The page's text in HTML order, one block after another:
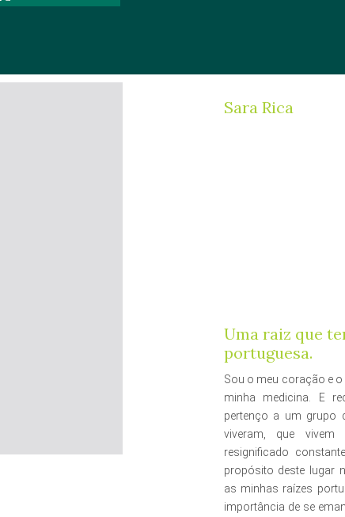
Sara Rica
Uma raiz que
portuguesa.
Sou o meu coração e
minha medicina. E
pertenço a um grupo
viveram, que
resignificado
propósito deste lugar
as minhas raízes
importância de se